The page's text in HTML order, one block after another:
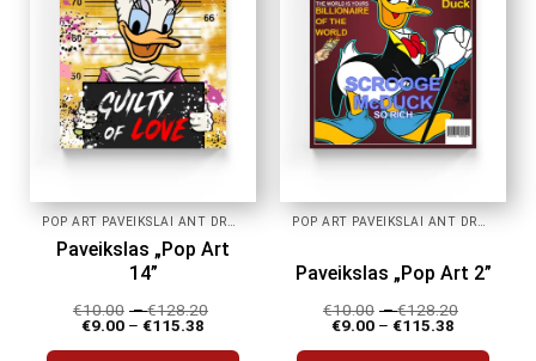
Paveikslas „Pop Art
14”
€10.00 –€128.20
€9.00 – €115.38
Paveikslas „Pop Art 2”
€10.00 –€128.20
€9.00 – €115.38